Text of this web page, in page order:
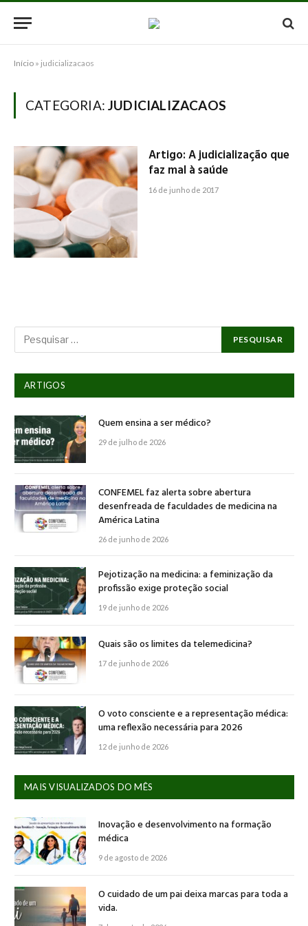
Início » judicializacaos
CATEGORIA:JUDICIALIZACAOS
Artigo: A judicialização que
faz mal à saúde
16 de junho de 2017
ARTIGOS
Quem ensina a ser médico?
29 de julho de 2026
CONFEMEL faz alerta sobre abertura
desenfreada de faculdades de medicina na
América Latina
26 de junho de 2026
Pejotização na medicina: a feminização da
profissão exige proteção social
19 de junho de 2026
Quais são os limites da telemedicina?
17 de junho de 2026
O voto consciente e a representação médica:
uma reflexão necessária para 2026
12 de junho de 2026
MAIS VISUALIZADOS DO MÊS
Inovação e desenvolvimento na formação
médica
9 de agosto de 2026
O cuidado de um pai deixa marcas para toda a
vida.